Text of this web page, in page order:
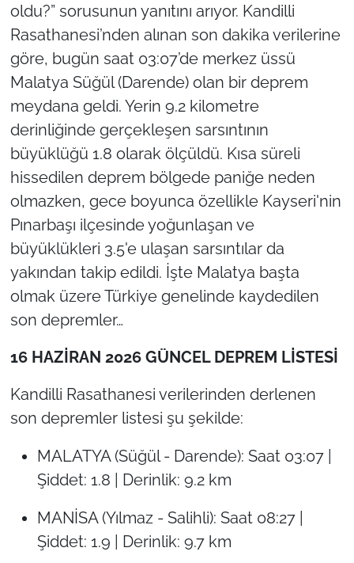
oldu?” sorusunun yanıtını arıyor. Kandilli
Rasathanesi’nden alınan son dakika verilerine
göre, bugün saat 03:07’de merkez üssü
Malatya Süğül (Darende) olan bir deprem
meydana geldi. Yerin 9.2 kilometre
derinliğinde gerçekleşen sarsıntının
büyüklüğü 1.8 olarak ölçüldü. Kısa süreli
hissedilen deprem bölgede paniğe neden
olmazken, gece boyunca özellikle Kayseri'nin
Pınarbaşı ilçesinde yoğunlaşan ve
büyüklükleri 3.5'e ulaşan sarsıntılar da
yakından takip edildi. İşte Malatya başta
olmak üzere Türkiye genelinde kaydedilen
son depremler…
16 HAZİRAN 2026 GÜNCEL DEPREM LİSTESİ
Kandilli Rasathanesi verilerinden derlenen
son depremler listesi şu şekilde:
MALATYA (Süğül - Darende): Saat 03:07 |
Şiddet: 1.8 | Derinlik: 9.2 km
MANİSA (Yılmaz - Salihli): Saat 08:27 |
Şiddet: 1.9 | Derinlik: 9.7 km